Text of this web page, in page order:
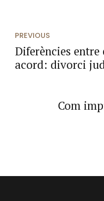
PREVIOUS
Diferències
acord: divorci
Com